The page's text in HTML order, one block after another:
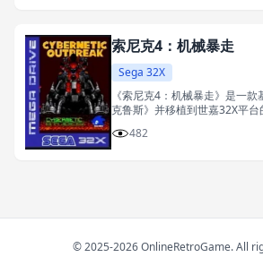
索尼克4：机械暴走
Sega 32X
《索尼克4：机械暴走》是一
克鲁斯》并移植到世嘉32X平台
482
© 2025-2026 OnlineRetroGame. All